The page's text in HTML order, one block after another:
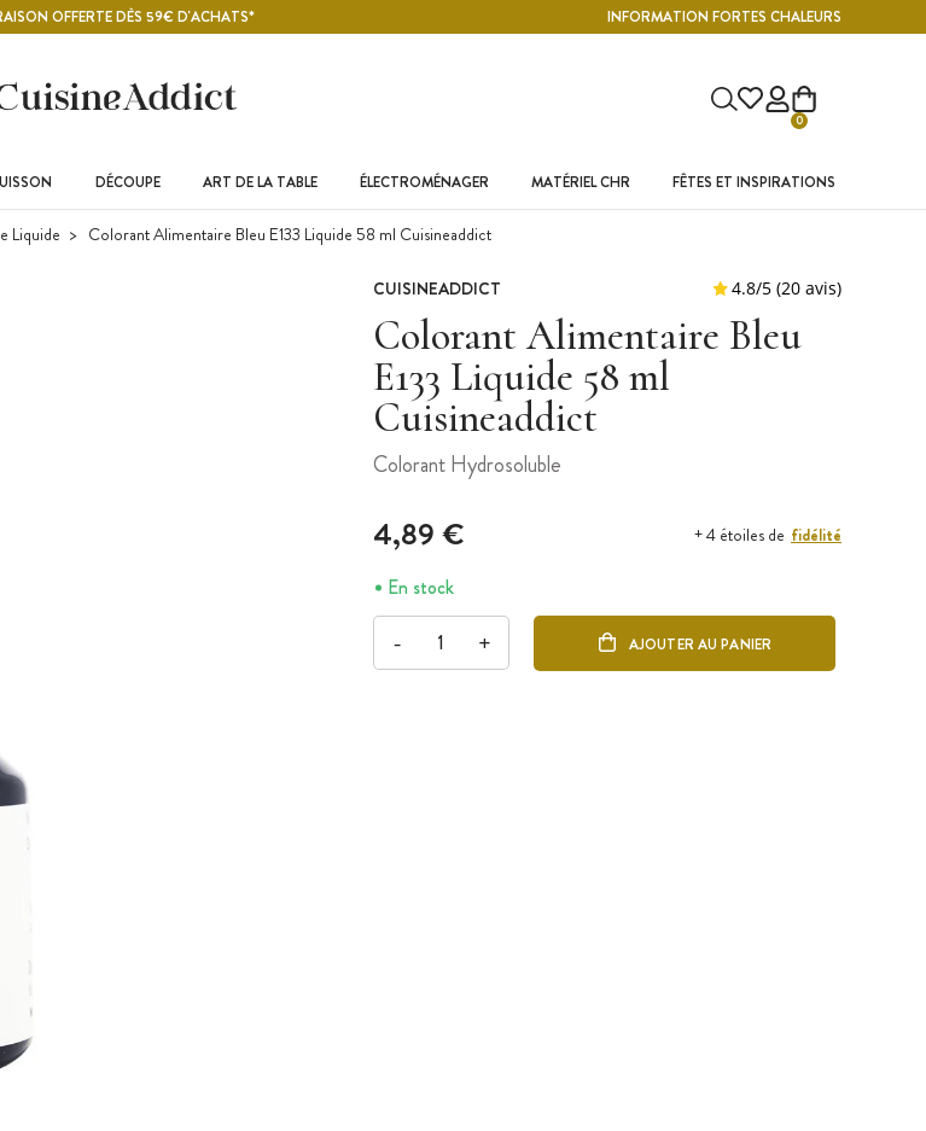
OFFERTE DÈS 59€ D'ACHATS* INFORMATION FORTES CHALEURS
0
DÉCOUPE ART DE LA TABLE ÉLECTROMÉNAGER MATÉRIEL CHR FÊTES ET INSPIRATIONS
Liquide Colorant Alimentaire Bleu E133 Liquide 58 ml Cuisineaddict
CUISINEADDICT
Colorant Alimentaire Bleu
E133 Liquide 58 ml
Cuisineaddict
Colorant Hydrosoluble
4,89 € + 4 étoiles de fidélité
En stock
- + AJOUTER AU PANIER